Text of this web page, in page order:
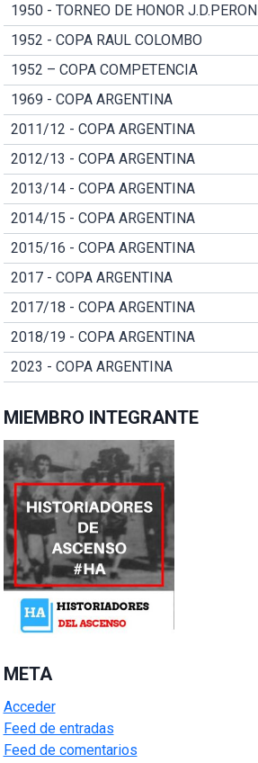
1950 - TORNEO DE HONOR J.D.PERON
1952 - COPA RAUL COLOMBO
1952 – COPA COMPETENCIA
1969 - COPA ARGENTINA
2011/12 - COPA ARGENTINA
2012/13 - COPA ARGENTINA
2013/14 - COPA ARGENTINA
2014/15 - COPA ARGENTINA
2015/16 - COPA ARGENTINA
2017 - COPA ARGENTINA
2017/18 - COPA ARGENTINA
2018/19 - COPA ARGENTINA
2023 - COPA ARGENTINA
MIEMBRO INTEGRANTE
META
Acceder
Feed de entradas
Feed de comentarios